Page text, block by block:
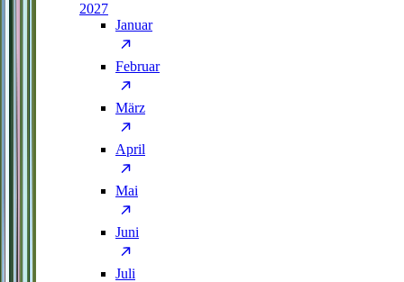
2027
Januar
Februar
März
April
Mai
Juni
Juli